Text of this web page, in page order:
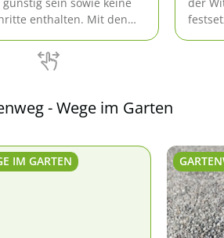
enthalten. Mit den
- Wege im Garten
IM GARTEN